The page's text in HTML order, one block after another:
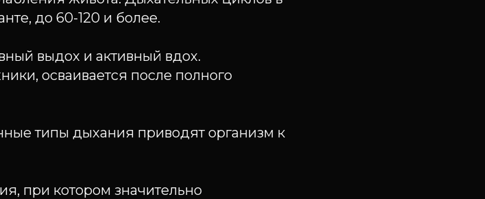
до 60-120 и более.
выдох и активный вдох.
осваивается после полного
типы дыхания приводят организм к
при котором значительно